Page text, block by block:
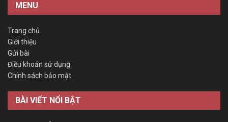
MENU
Trang chủ
Giới thiệu
Gửi bài
Điều khoản sử dụng
Chính sách bảo mật
BÀI VIẾT NỔI BẬT